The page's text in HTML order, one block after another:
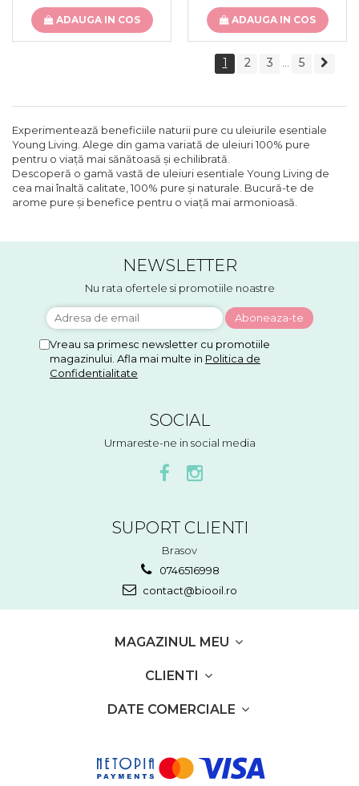
ADAUGA IN COS ADAUGA IN COS
1 2 3 5
Experimentează beneficiile naturii pure cu uleiurile esentiale
Young Living. Alege din gama variată de uleiuri 100% pure
pentru o viață mai sănătoasă și echilibrată.
Descoperă o gamă vastă de uleiuri esentiale Young Living de
cea mai înaltă calitate, 100% pure și naturale. Bucură-te de
arome pure și benefice pentru o viață mai armonioasă.
NEWSLETTER
Nu rata ofertele si promotiile noastre
Vreau sa primesc newsletter cu promotiile
magazinului. Afla mai multe in Politica de
Confidentialitate
SOCIAL
Urmareste-ne in social media
SUPORT CLIENTI
Brasov
0746516998
contact@biooil.ro
MAGAZINUL MEU
CLIENTI
DATE COMERCIALE